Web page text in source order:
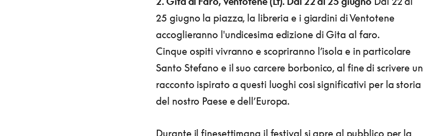
25 giugno la piazza, la libreria e i giardini di Ventotene
accoglieranno l'undicesima edizione di Gita al faro.
Cinque ospiti vivranno e scopriranno l’isola e in particolare
Santo Stefano e il suo carcere borbonico, al fine di scrivere un
racconto ispirato a questi luoghi cosi significativi per la storia
del nostro Paese e dell’Europa.
Durante il finesettimana il festival si apre al pubblico per la